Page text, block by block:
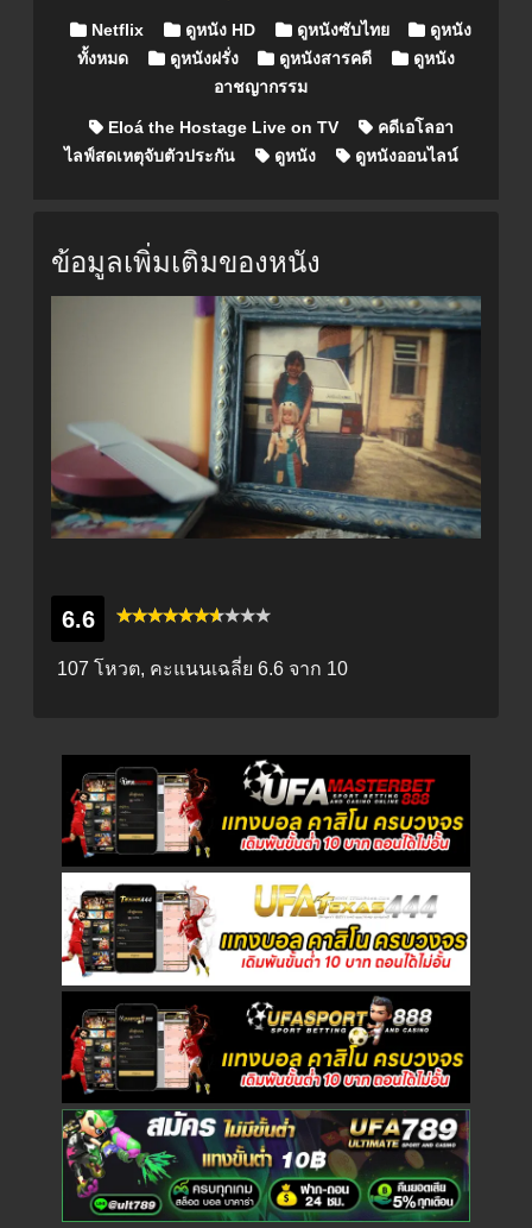
Posted in
Netflix ดูหนัง HD ดูหนังซับไทย
ดูหนัง
ทั้งหมด
ดูหนังฝรั่ง ดูหนังสารคดี
ดูหนัง
อาชญากรรม
Eloá the Hostage Live on TV
คดีเอโลอา
ไลฟ์สดเหตุจับตัวประกัน
ดูหนัง ดูหนังออนไลน์
ข้อมูลเพิ่มเติมของหนัง
6.6
107 โหวต, คะแนนเฉลี่ย 6.6 จาก 10